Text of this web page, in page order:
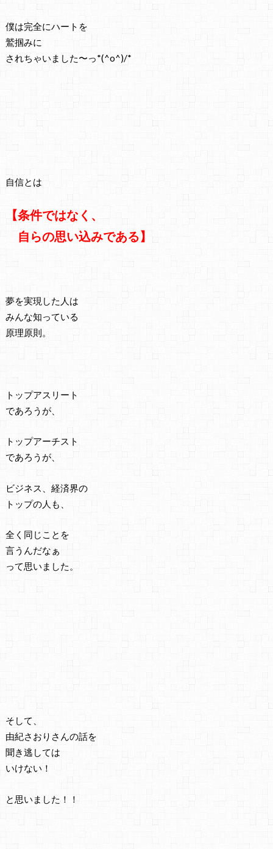
僕は完全にハートを
鷲掴みに
されちゃいました〜っ*(^o^)/*
自信とは
【条件ではなく、
自らの思い込みである】
夢を実現した人は
みんな知っている
原理原則。
トップアスリート
であろうが、
トップアーチスト
であろうが、
ビジネス、経済界の
トップの人も、
全く同じことを
言うんだなぁ
って思いました。
そして、
由紀さおりさんの話を
聞き逃しては
いけない！
と思いました！！